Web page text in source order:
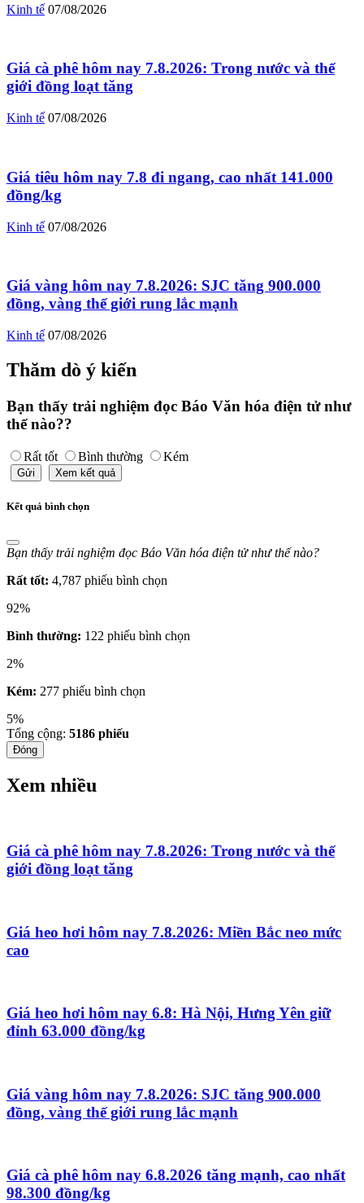
Kinh tế 07/08/2026
Giá cà phê hôm nay 7.8.2026: Trong nước và thế
giới đồng loạt tăng
Kinh tế 07/08/2026
Giá tiêu hôm nay 7.8 đi ngang, cao nhất 141.000
đồng/kg
Kinh tế 07/08/2026
Giá vàng hôm nay 7.8.2026: SJC tăng 900.000
đồng, vàng thế giới rung lắc mạnh
Kinh tế 07/08/2026
Thăm dò ý kiến
Bạn thấy trải nghiệm đọc Báo Văn hóa điện tử như
thế nào??
Rất tốt Bình thường Kém
Gửi Xem kết quả
Kết quả bình chọn
Bạn thấy trải nghiệm đọc Báo Văn hóa điện tử như thế nào?
Rất tốt: 4,787 phiếu bình chọn
92%
Bình thường: 122 phiếu bình chọn
2%
Kém: 277 phiếu bình chọn
5%
Tổng cộng: 5186 phiếu
Đóng
Xem nhiều
Giá cà phê hôm nay 7.8.2026: Trong nước và thế
giới đồng loạt tăng
Giá heo hơi hôm nay 7.8.2026: Miền Bắc neo mức
cao
Giá heo hơi hôm nay 6.8: Hà Nội, Hưng Yên giữ
đỉnh 63.000 đồng/kg
Giá vàng hôm nay 7.8.2026: SJC tăng 900.000
đồng, vàng thế giới rung lắc mạnh
Giá cà phê hôm nay 6.8.2026 tăng mạnh, cao nhất
98.300 đồng/kg